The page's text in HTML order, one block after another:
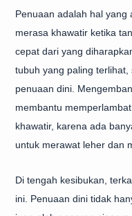
Penuaan adalah hal yang
merasa khawatir ketika
cepat dari yang
tubuh yang paling
penuaan dini.
membantu
khawatir, karena ada
untuk merawat leher dan
Di tengah kesibukan,
ini. Penuaan dini tidak